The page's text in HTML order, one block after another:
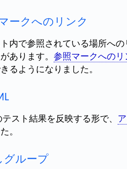
ークへのリンク
内で参照されている場所へ
あります。 参照マークへのリ
るようになりました。
スト結果を反映する形で、
。
グループ